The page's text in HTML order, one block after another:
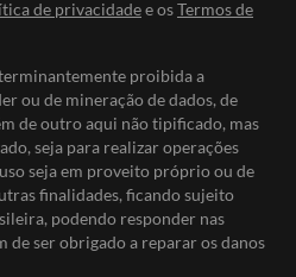
de privacidadee osTermos de
proibida a
ou de mineração de dados, de
de outro aqui não tipificado, mas
seja para realizar operações
seja em proveito próprio ou de
finalidades, ficando sujeito
podendo responder nas
de ser obrigado a reparar os danos